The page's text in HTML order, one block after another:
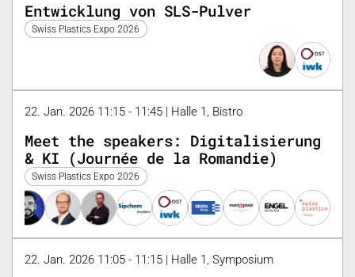
Entwicklung von SLS-Pulver
Swiss Plastics Expo 2026
22. Jan. 2026 11:15 - 11:45 | Halle 1, Bistro
Meet the speakers: Digitalisierung
& KI (Journée de la Romandie)
Swiss Plastics Expo 2026
22. Jan. 2026 11:05 - 11:15 | Halle 1, Symposium